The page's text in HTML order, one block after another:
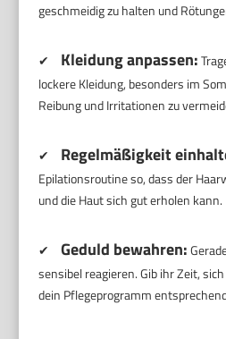
geschmeidig zu halten und
✔ Kleidung anpassen:
lockere Kleidung, besonders im
Reibung und Irritationen zu
✔ Regelmäßigkeit
Epilationsroutine so, dass der
und die Haut sich gut erholen kann.
✔ Geduld bewahren:
sensibel reagieren. Gib ihr Zeit,
dein Pflegeprogramm